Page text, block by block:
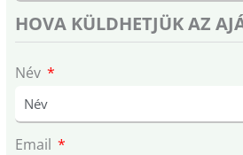
HOVA KÜLDHETJÜK AZ
Név
Email